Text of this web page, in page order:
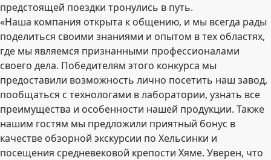
предстоящей поездки тронулись в путь.
«Наша компания открыта к общению, и мы всегда рады
поделиться своими знаниями и опытом в тех областях,
где мы являемся признанными профессионалами
своего дела. Победителям этого конкурса мы
предоставили возможность лично посетить наш завод,
пообщаться с технологами в лаборатории, узнать все
преимущества и особенности нашей продукции. Также
нашим гостям мы предложили приятный бонус в
качестве обзорной экскурсии по Хельсинки и
посещения средневековой крепости Хяме. Уверен, что